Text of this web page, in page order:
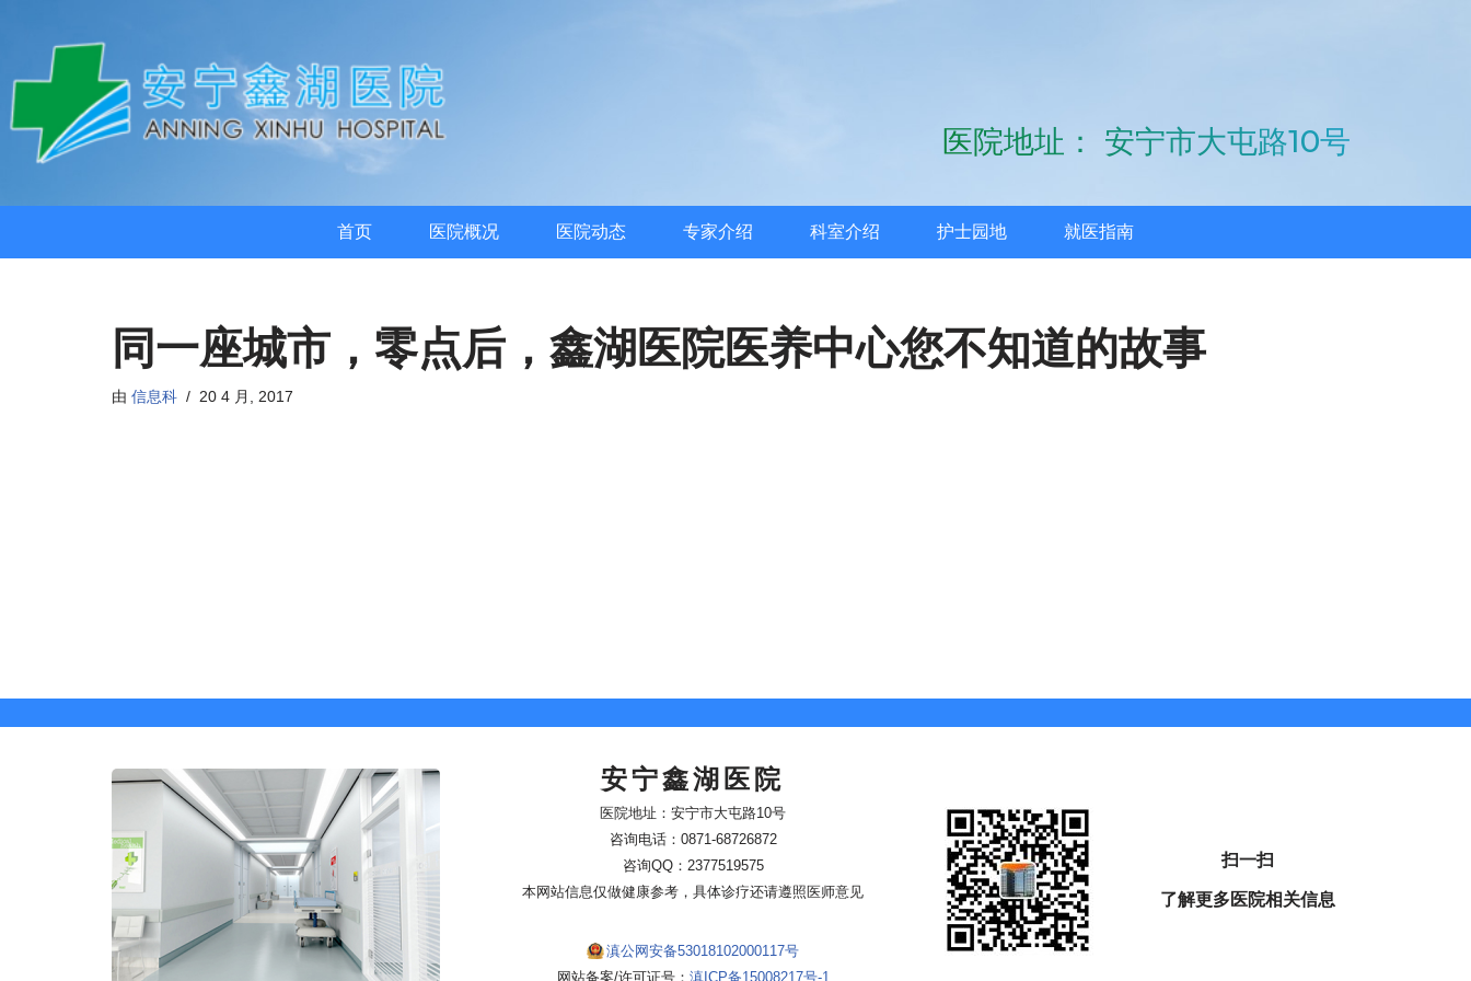
医院地址： 安宁市大屯路10号
首页 医院概况 医院动态 专家介绍 科室介绍 护士园地 就医指南
同一座城市，零点后，鑫湖医院医养中心您不知道的故事
由 信息科 20 4 月, 2017
安宁鑫湖医院
医院地址：安宁市大屯路10号
咨询电话：0871-68726872
咨询QQ：2377519575
本网站信息仅做健康参考，具体诊疗还请遵照医师意见
滇公网安备53018102000117号
网站备案/许可证号： 滇ICP备15008217号-1
扫一扫
了解更多医院相关信息